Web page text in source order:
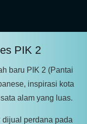
PIK 2
baru PIK 2 (Pantai
inspirasi kota
alam yang luas.
perdana pada